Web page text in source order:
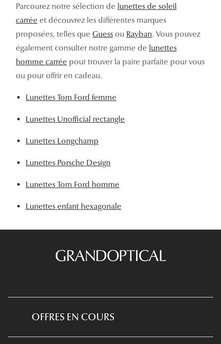
Parcourez notre sélection de lunettes de soleil
carrée et découvrez les différentes marques
proposées, telles que Guess ou Rayban. Vous pouvez
également consulter notre gamme de lunettes
homme carrée pour trouver la paire parfaite pour vous
ou pour offrir en cadeau.
Lunettes Tom Ford femme
Lunettes Unofficial rectangle
Lunettes Longchamp
Lunettes Porsche Design
Lunettes Tom Ford homme
Lunettes enfant hexagonale
OFFRES EN COURS